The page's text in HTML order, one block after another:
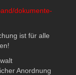
dokumente-
ist für alle
Anordnung